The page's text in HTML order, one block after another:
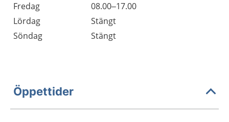
Fredag
08.00–17.00
Lördag
Stängt
Söndag
Stängt
Öppettider